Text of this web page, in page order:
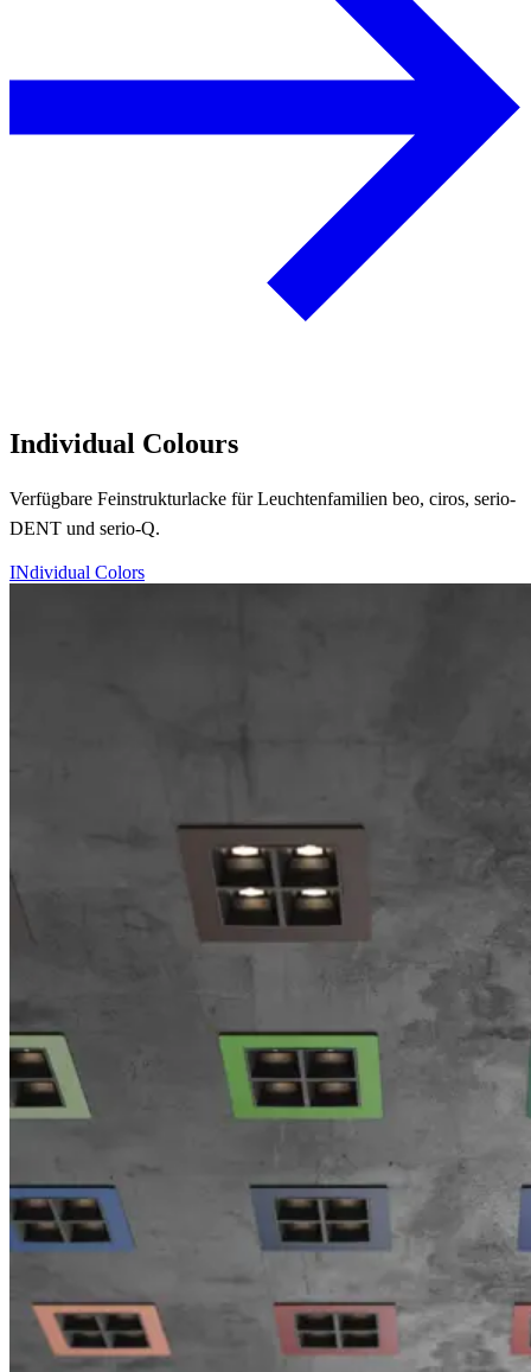
Individual Colours
Verfügbare Feinstrukturlacke für Leuchtenfamilien beo, ciros, serio-
DENT und serio-Q.
INdividual Colors